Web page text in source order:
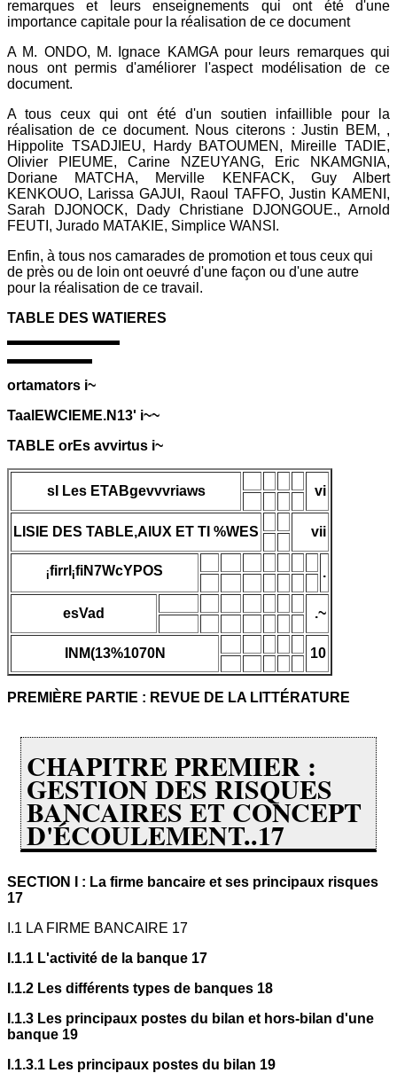
remarques et leurs enseignements qui ont été d'une
importance capitale pour la réalisation de ce document
A M. ONDO, M. Ignace KAMGA pour leurs remarques qui
nous ont permis d'améliorer l'aspect modélisation de ce
document.
A tous ceux qui ont été d'un soutien infaillible pour la
réalisation de ce document. Nous citerons : Justin BEM, ,
Hippolite TSADJIEU, Hardy BATOUMEN, Mireille TADIE,
Olivier PIEUME, Carine NZEUYANG, Eric NKAMGNIA,
Doriane MATCHA, Merville KENFACK, Guy Albert
KENKOUO, Larissa GAJUI, Raoul TAFFO, Justin KAMENI,
Sarah DJONOCK, Dady Christiane DJONGOUE., Arnold
FEUTI, Jurado MATAKIE, Simplice WANSI.
Enfin, à tous nos camarades de promotion et tous ceux qui
de près ou de loin ont oeuvré d'une façon ou d'une autre
pour la réalisation de ce travail.
TABLE DES WATIERES
ortamators i~
TaalEWCIEME.N13' i~~
TABLE orEs avvirtus i~
sI Les ETABgevvvriaws vi
LISIE DES TABLE,AlUX ET TI %WES vii
ifirrl ifiN7WcYPOS .
esVad .~
INM(13%1070N 10
PREMIÈRE PARTIE : REVUE DE LA LITTÉRATURE
CHAPITRE PREMIER :
GESTION DES RISQUES
BANCAIRES ET CONCEPT
D'ÉCOULEMENT..17
SECTION I : La firme bancaire et ses principaux risques
17
I.1 LA FIRME BANCAIRE 17
I.1.1 L'activité de la banque 17
I.1.2 Les différents types de banques 18
I.1.3 Les principaux postes du bilan et hors-bilan d'une
banque 19
I.1.3.1 Les principaux postes du bilan 19